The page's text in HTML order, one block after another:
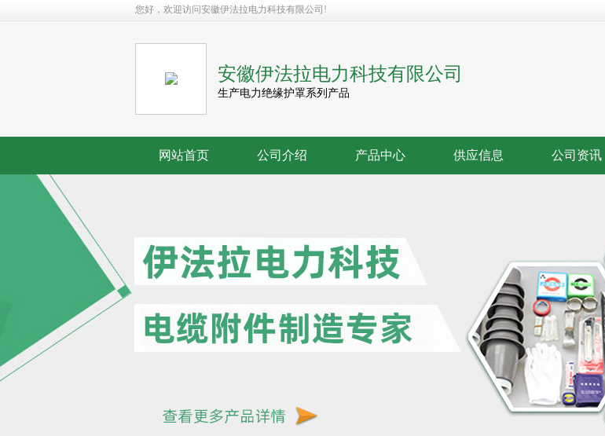
您好，欢迎访问安徽伊法拉电力科技有限公司!
安徽伊法拉电力科技有限公司
生产电力绝缘护罩系列产品
网站首页 公司介绍 产品中心 供应信息 公司资讯